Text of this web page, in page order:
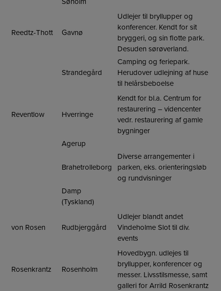
Reedtz-Thott Gavnø
Udlejer til bryllupper og
konferencer. Kendt for sit
bryggeri, og sin flotte park.
Desuden sørøverland.
Strandegård
Camping og feriepark.
Herudover udlejning af huse
til helårsbeboelse
Reventlow Hverringe
Kendt for bl.a. Centrum for
restaurering – videncenter
vedr. restaurering af gamle
bygninger
Agerup
Brahetrolleborg
Diverse arrangementer i
parken, eks. orienteringsløb
og rundvisninger
Damp
(Tyskland)
von Rosen Rudbjerggård
Udlejer blandt andet
Vindeholme Slot til div.
events
Rosenkrantz Rosenholm
Hovedbygn. udlejes til
bryllupper, konferencer og
messer. Livsstilsmesse, samt
galleri for Arrild Rosenkrantz